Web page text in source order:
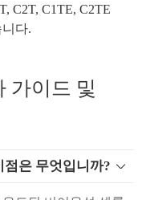
C2T, C1TE, C2TE
다.
가이드 및
은 무엇입니까? 